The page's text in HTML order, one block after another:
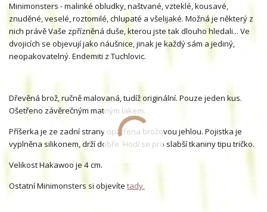
Minimonsters - malinké obludky, naštvané, vzteklé, kousavé,
znuděné, veselé, roztomilé, chlupaté a všelijaké. Možná je některý z
nich právě Vaše zpřízněná duše, kterou jste tak dlouho hledali... Ve
dvojicích se objevují jako náušnice, jinak je každý sám a jediný,
neopakovatelný. Endemiti z Tuchlovic.
Dřevěná brož, ručně malovaná, tudíž originální. Pouze jeden kus.
Ošetřeno závěrečným matným lakem.
Příšerka je ze zadní strany opatřena brožovou jehlou. Pojistka je
vyplněna silikonem, drží dobře. Hodí se pro slabší tkaniny tipu tričko.
Velikost Hakawoo je 4 cm.
Ostatní Minimonsters si objevíte tady.